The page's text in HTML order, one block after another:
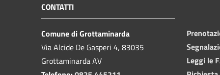
CONTATTI
Comune di Grottaminarda
Via Alcide De Gasperi 4, 83035
Grottaminarda AV
Leggi le